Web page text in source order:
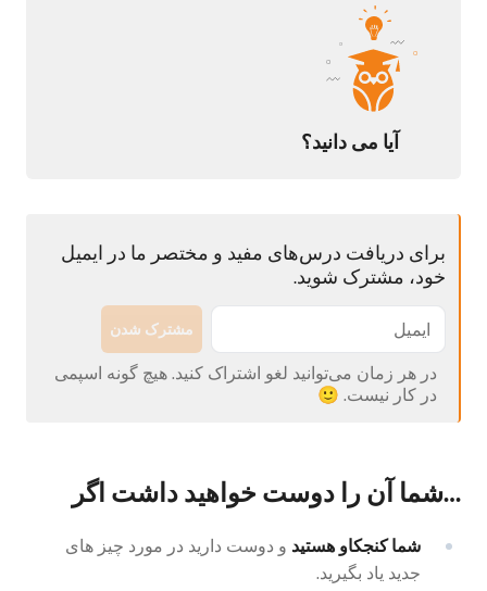
آیا می دانید؟
برای دریافت درس‌های مفید و مختصر ما در ایمیل
خود، مشترک شوید.
مشترک شدن
در هر زمان می‌توانید لغو اشتراک کنید. هیچ گونه اسپمی
در کار نیست. 🙂
…شما آن را دوست خواهید داشت اگر
شما کنجکاو هستید و دوست دارید در مورد چیز های
جدید یاد بگیرید.